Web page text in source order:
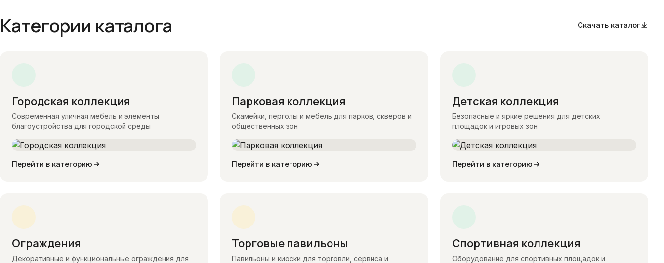
Категории каталога Скачать каталог
Городская коллекция
Современная уличная мебель и элементы
благоустройства для городской среды
Перейти в категорию
Парковая коллекция
Скамейки, перголы и мебель для парков, скверов и
общественных зон
Перейти в категорию
Детская коллекция
Безопасные и яркие решения для детских
площадок и игровых зон
Перейти в категорию
Ограждения
Декоративные и функциональные ограждения для
Торговые павильоны
Павильоны и киоски для торговли, сервиса и
Спортивная коллекция
Оборудование для спортивных площадок и